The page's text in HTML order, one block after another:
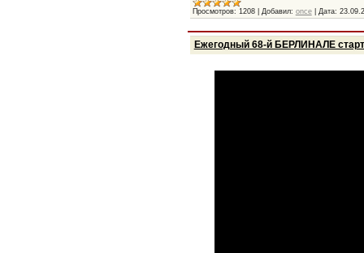
Просмотров: 1208 Добавил: once Дата:
Ежегодный 68-й БЕРЛИНАЛЕ